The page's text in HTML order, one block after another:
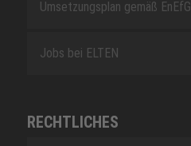
Umsetzungsplan gemäß EnEfG
Jobs bei ELTEN
RECHTLICHES